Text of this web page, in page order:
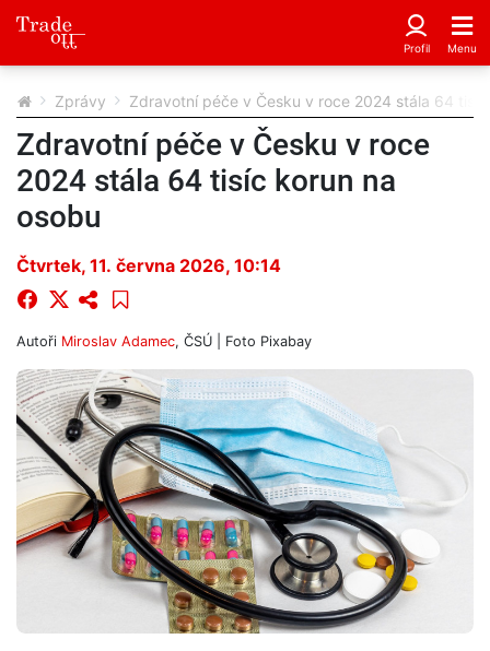
Zprávy Zdravotní péče v Česku v roce 2024 stála 64
Zdravotní péče v Česku v roce
2024 stála 64 tisíc korun na
osobu
Čtvrtek, 11. června 2026, 10:14
Autoři Miroslav Adamec, ČSÚ | Foto Pixabay